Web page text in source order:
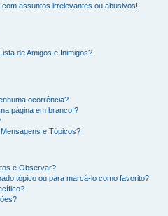
assuntos irrelevantes ou abusivos!
de Amigos e Inimigos?
ocorrência?
página em branco!?
e Tópicos?
e Observar?
tópico ou para marcá-lo como favorito?